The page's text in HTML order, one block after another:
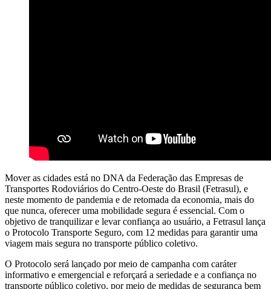
Mover as cidades está no DNA da Federação das Empresas de
Transportes Rodoviários do Centro-Oeste do Brasil (Fetrasul), e
neste momento de pandemia e de retomada da economia, mais do
que nunca, oferecer uma mobilidade segura é essencial. Com o
objetivo de tranquilizar e levar confiança ao usuário, a Fetrasul lança
o Protocolo Transporte Seguro, com 12 medidas para garantir uma
viagem mais segura no transporte público coletivo.
O Protocolo será lançado por meio de campanha com caráter
informativo e emergencial e reforçará a seriedade e a confiança no
transporte público coletivo, por meio de medidas de segurança bem